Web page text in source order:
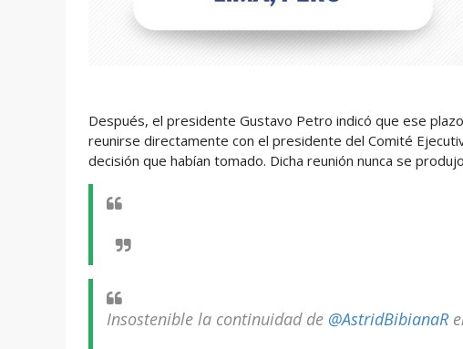
Después, el presidente Gustavo Petro indicó que ese
reunirse directamente con el presidente del Comité
decisión que habían tomado. Dicha reunión nunca se
Insostenible la continuidad de @AstridBibianaR